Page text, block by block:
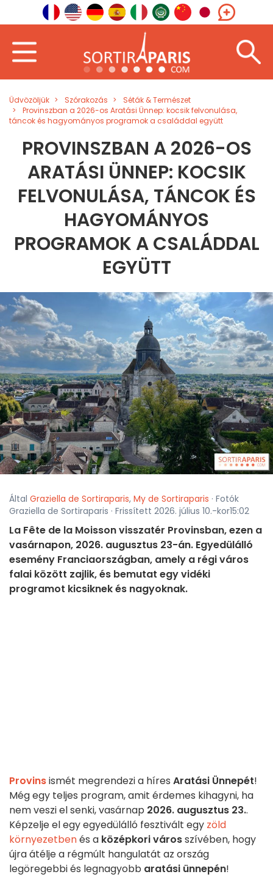
Üdvözöljük Szórakozás
Séták & Természet
Provinszban a 2026-os Aratási Ünnep: kocsik felvonulása,
táncok és hagyományos programok a családdal együtt
PROVINSZBAN A 2026-OS
ARATÁSI ÜNNEP: KOCSIK
FELVONULÁSA, TÁNCOK ÉS
HAGYOMÁNYOS
PROGRAMOK A CSALÁDDAL
EGYÜTT
Által Graziella de Sortiraparis, My de Sortiraparis · Fotók
Graziella de Sortiraparis · Frissített 2026. július 10.-kor15:02
La Fête de la Moisson visszatér Provinsban, ezen a
vasárnapon, 2026. augusztus 23-án. Egyedülálló
esemény Franciaországban, amely a régi város
falai között zajlik, és bemutat egy vidéki
programot kicsiknek és nagyoknak.
Provinsismét megrendezi a híres Aratási Ünnepét!
Még egy teljes program, amit érdemes kihagyni, ha
nem veszi el senki, vasárnap 2026. augusztus 23..
Képzelje el egy egyedülálló fesztivált egy zöld
környezetbenés a középkori városszívében, hogy
újra átélje a régmúlt hangulatát az ország
legöregebbi és legnagyobb aratási ünnepén!